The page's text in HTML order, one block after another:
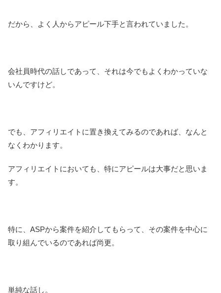
だから、よく人からアピール下手と言われていました。
会社員時代の話しであって、それは今でもよくわかっていな
いんですけど。
でも、アフィリエイトに置き換えてみるのであれば、なんと
なくわかります。
アフィリエイトにおいても、特にアピールは大事だと思いま
す。
特に、ASPから案件を紹介してもらって、その案件を中心に
取り組んでいるのであれば尚更。
単純な話し。